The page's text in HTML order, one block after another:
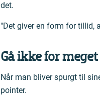
det.
"Det giver en form for tillid,
Gå ikke for
Når man bliver spurgt til
pointer.